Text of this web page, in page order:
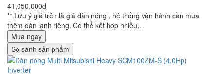
41,050,000đ
** Lưu ý giá trên là giá dàn nóng , hệ thống vận hành cần mua
thêm dàn lạnh riêng. Có thể kết hợp nhiều…
Mua ngay
So sánh sản phẩm